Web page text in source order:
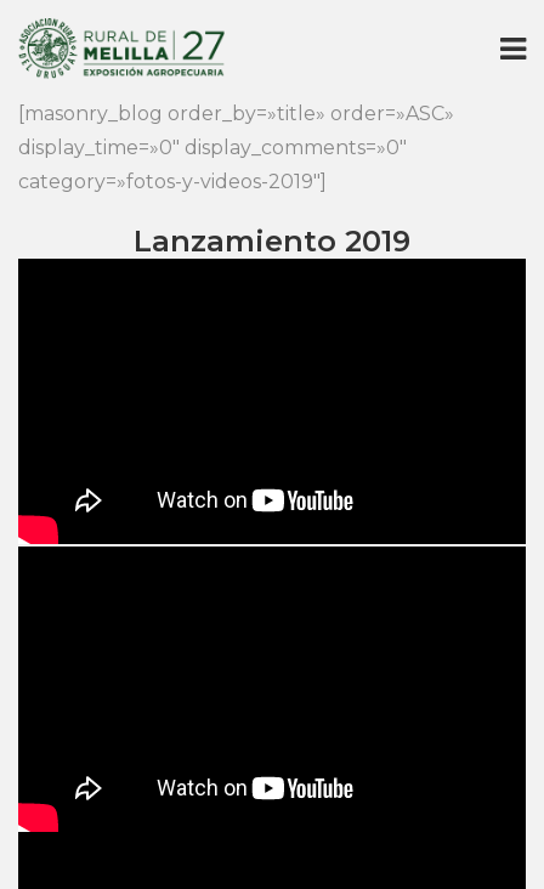
[masonry_blog order_by=»title» order=»ASC»
display_time=»0″ display_comments=»0″
category=»fotos-y-videos-2019″]
Lanzamiento 2019